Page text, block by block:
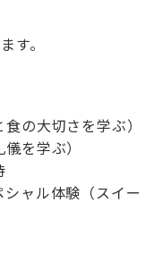
す。
の大切さを学ぶ）
を学ぶ）
ャル体験（スイー